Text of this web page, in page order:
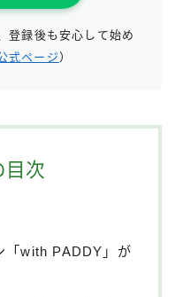
登録後も安心して始め
式ページ）
目次
「with PADDY」が